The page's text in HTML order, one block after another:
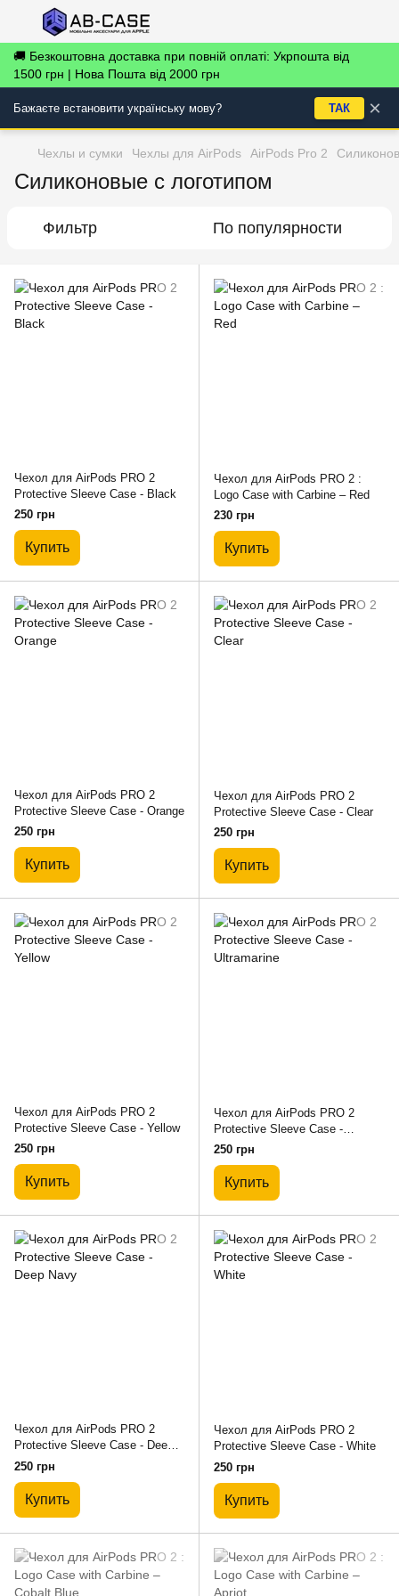
🚚 Безкоштовна доставка при повній оплаті: Укрпошта від
1500 грн | Нова Пошта від 2000 грн
Бажаєте встановити українську мову? ТАК ×
Чехлы и сумки Чехлы для AirPods AirPods Pro 2
Силиконовые с логотипом
Фильтр По популярности
Чехол для AirPods PRO 2
Protective Sleeve Case - Black
250 грн
Купить
Чехол для AirPods PRO 2 :
Logo Case with Carbine – Red
230 грн
Купить
Чехол для AirPods PRO 2
Protective Sleeve Case - Orange
250 грн
Купить
Чехол для AirPods PRO 2
Protective Sleeve Case - Clear
250 грн
Купить
Чехол для AirPods PRO 2
Protective Sleeve Case - Yellow
250 грн
Купить
Чехол для AirPods PRO 2
Protective Sleeve Case -
Ultramarine
250 грн
Купить
Чехол для AirPods PRO 2
Protective Sleeve Case - Deep
Navy
250 грн
Купить
Чехол для AirPods PRO 2
Protective Sleeve Case - White
250 грн
Купить